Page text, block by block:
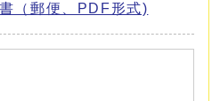
（郵便、PDF形式)